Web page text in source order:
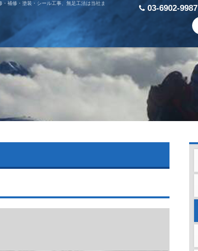
補修・塗装・シール工事、無足工法は当社ま
03-6902-9987